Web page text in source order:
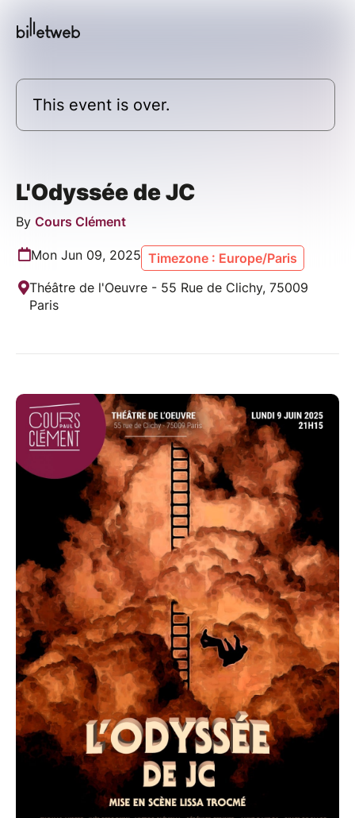
This event is over.
L'Odyssée de JC
By Cours Clément
Mon Jun 09, 2025 Timezone : Europe/Paris
Théâtre de l'Oeuvre - 55 Rue de Clichy, 75009
Paris